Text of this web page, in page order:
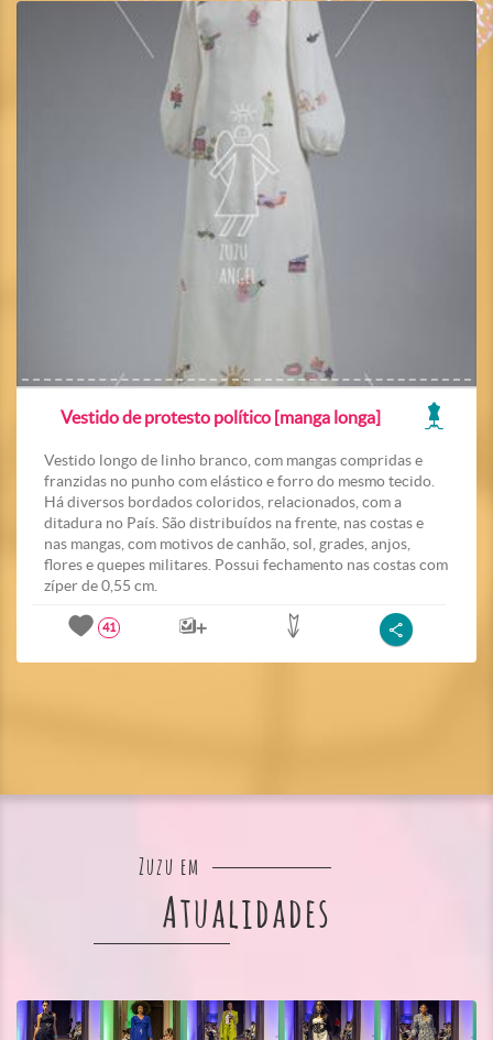
Vestido de protesto político [manga longa]
Vestido longo de linho branco, com mangas compridas e
franzidas no punho com elástico e forro do mesmo tecido.
Há diversos bordados coloridos, relacionados, com a
ditadura no País. São distribuídos na frente, nas costas e
nas mangas, com motivos de canhão, sol, grades, anjos,
flores e quepes militares. Possui fechamento nas costas com
zíper de 0,55 cm.
41
Zuzu em
Atualidades